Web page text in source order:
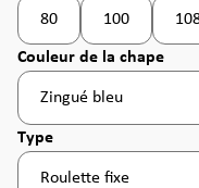
80
(Cette option n'est pas
100
Sélectionnez
Couleur de la chape
Zingué bleu
Sélectionnez
Type
Roulette fixe